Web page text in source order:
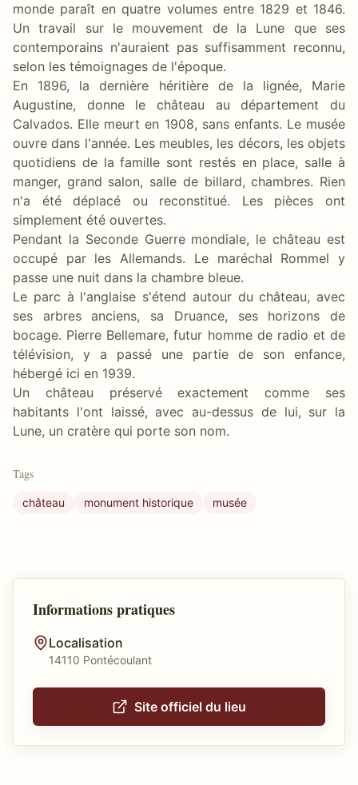
monde paraît en quatre volumes entre 1829 et 1846.
Un travail sur le mouvement de la Lune que ses
contemporains n'auraient pas suffisamment reconnu,
selon les témoignages de l'époque.
En 1896, la dernière héritière de la lignée, Marie
Augustine, donne le château au département du
Calvados. Elle meurt en 1908, sans enfants. Le musée
ouvre dans l'année. Les meubles, les décors, les objets
quotidiens de la famille sont restés en place, salle à
manger, grand salon, salle de billard, chambres. Rien
n'a été déplacé ou reconstitué. Les pièces ont
simplement été ouvertes.
Pendant la Seconde Guerre mondiale, le château est
occupé par les Allemands. Le maréchal Rommel y
passe une nuit dans la chambre bleue.
Le parc à l'anglaise s'étend autour du château, avec
ses arbres anciens, sa Druance, ses horizons de
bocage. Pierre Bellemare, futur homme de radio et de
télévision, y a passé une partie de son enfance,
hébergé ici en 1939.
Un château préservé exactement comme ses
habitants l'ont laissé, avec au-dessus de lui, sur la
Lune, un cratère qui porte son nom.
Tags
château monument historique musée
Informations pratiques
Localisation
14110 Pontécoulant
Site officiel du lieu